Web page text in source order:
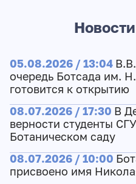
05.08.2026 / 13:04
очередь Ботсада им.
готовится к открытию
08.07.2026 / 17:30 В
верности студенты
Ботаническом саду
08.07.2026 / 10:00
присвоено имя